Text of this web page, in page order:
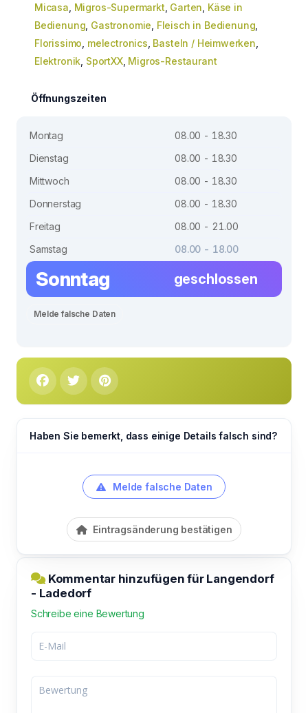
Micasa Migros-Supermarkt Garten Käse in
Bedienung Gastronomie Fleisch in Bedienung
Florissimo melectronics Basteln / Heimwerken
Elektronik SportXX, Migros-Restaurant
Öffnungszeiten
Montag
08.00 - 18.30
Dienstag
08.00 - 18.30
Mittwoch
08.00 - 18.30
Donnerstag
08.00 - 18.30
Freitag
08.00 - 21.00
Samstag
08.00 - 18.00
Sonntag geschlossen
Melde falsche Daten
Haben Sie bemerkt, dass einige Details falsch sind?
Melde falsche Daten
Eintragsänderung bestätigen
Kommentar hinzufügen für Langendorf
- Ladedorf
Schreibe eine Bewertung